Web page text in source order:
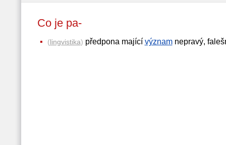
Co je pa-
(lingvistika) předpona mající významnepravý,